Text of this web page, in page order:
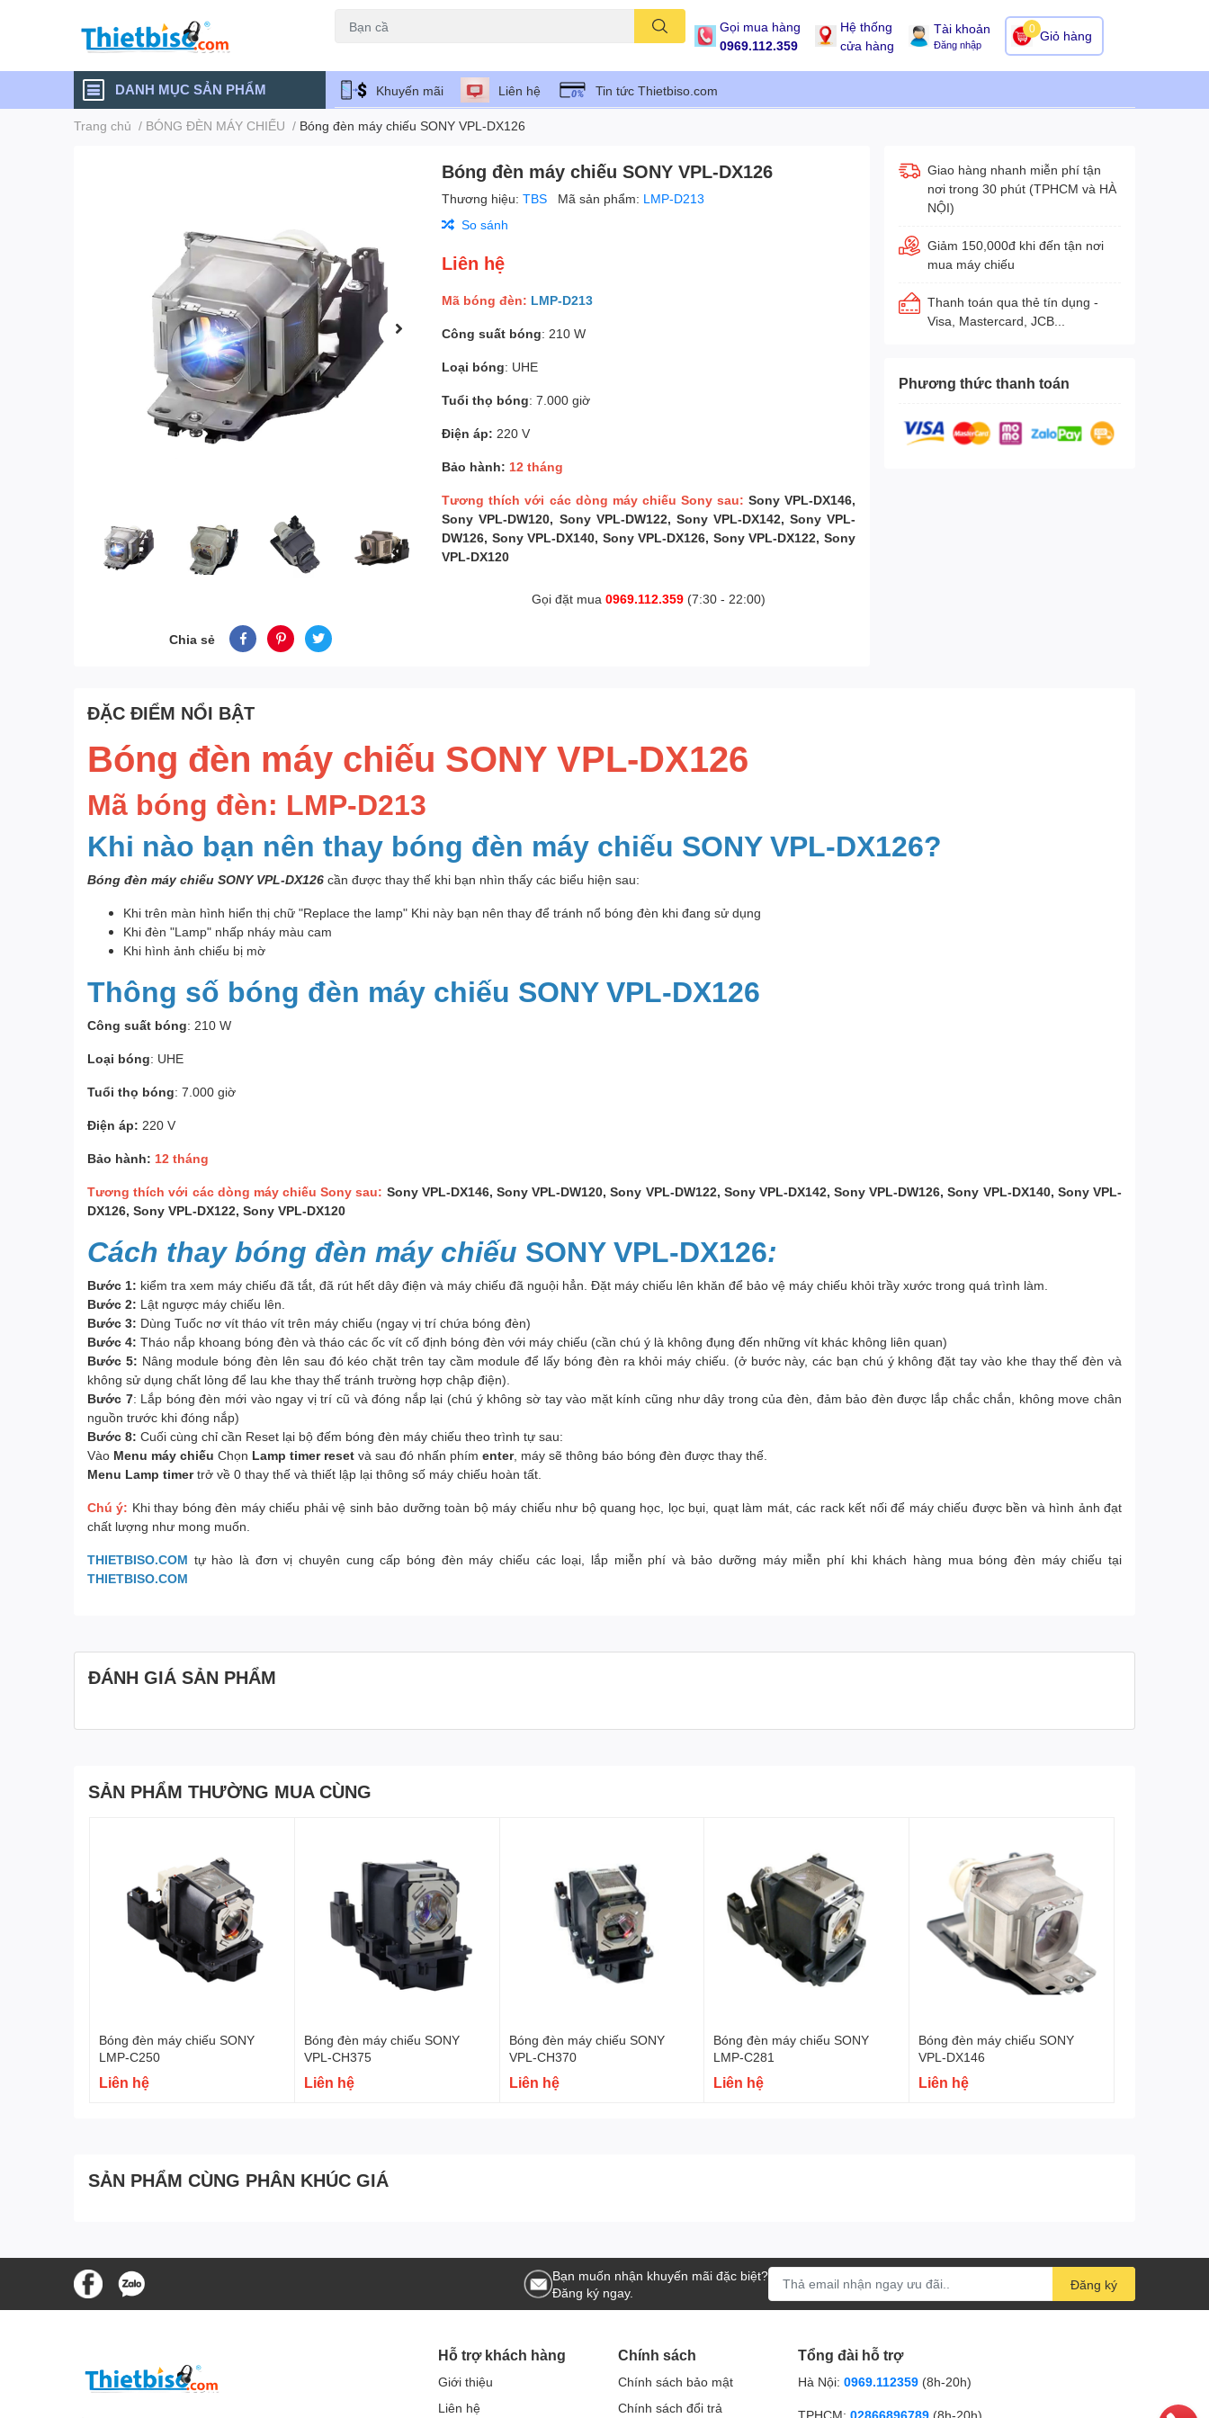
Gọi mua hàng
0969.112.359
Hệ thống
cửa hàng
Tài khoản
Đăng nhập
Giỏ hàng
0
DANH MỤC SẢN PHẨM Khuyến mãi Liên hệ Tin tức Thietbiso.com
Trang chủ / BÓNG ĐÈN MÁY CHIẾU / Bóng đèn máy chiếu SONY VPL-DX126
Chia sẻ
Bóng đèn máy chiếu SONY VPL-DX126
Thương hiệu:TBS Mã sản phẩm: LMP-D213
So sánh
Liên hệ
Mã bóng đèn: LMP-D213
Công suất bóng: 210 W
Loại bóng: UHE
Tuổi thọ bóng: 7.000 giờ
Điện áp: 220 V
Bảo hành: 12 tháng
Tương thích với các dòng máy chiếu Sony sau: Sony VPL-DX146,
Sony VPL-DW120, Sony VPL-DW122, Sony VPL-DX142, Sony VPL-
DW126, Sony VPL-DX140, Sony VPL-DX126, Sony VPL-DX122, Sony
VPL-DX120
Gọi đặt mua0969.112.359 (7:30 - 22:00)
Giao hàng nhanh miễn phí tận
nơi trong 30 phút (TPHCM và HÀ
NỘI)
Giảm 150,000đ khi đến tận nơi
mua máy chiếu
Thanh toán qua thẻ tín dụng -
Visa, Mastercard, JCB...
Phương thức thanh toán
ĐẶC ĐIỂM NỔI BẬT
Bóng đèn máy chiếu SONY VPL-DX126
Mã bóng đèn: LMP-D213
Khi nào bạn nên thay bóng đèn máy chiếu SONY VPL-DX126?
Bóng đèn máy chiếu SONY VPL-DX126 cần được thay thế khi bạn nhìn thấy các biểu hiện sau:
Khi trên màn hình hiển thị chữ "Replace the lamp" Khi này bạn nên thay để tránh nổ bóng đèn khi đang sử dụng
Khi đèn "Lamp" nhấp nháy màu cam
Khi hình ảnh chiếu bị mờ
Thông số bóng đèn máy chiếu SONY VPL-DX126
Công suất bóng: 210 W
Loại bóng: UHE
Tuổi thọ bóng: 7.000 giờ
Điện áp: 220 V
Bảo hành: 12 tháng
Tương thích với các dòng máy chiếu Sony sau: Sony VPL-DX146, Sony VPL-DW120, Sony VPL-DW122, Sony VPL-DX142, Sony VPL-DW126, Sony VPL-DX140, Sony VPL-
DX126, Sony VPL-DX122, Sony VPL-DX120
Cách thay bóng đèn máy chiếu SONY VPL-DX126:
Bước 1: kiểm tra xem máy chiếu đã tắt, đã rút hết dây điện và máy chiếu đã nguội hẳn. Đặt máy chiếu lên khăn để bảo vệ máy chiếu khỏi trầy xước trong quá trình làm.
Bước 2: Lật ngược máy chiếu lên.
Bước 3: Dùng Tuốc nơ vít tháo vít trên máy chiếu (ngay vị trí chứa bóng đèn)
Bước 4: Tháo nắp khoang bóng đèn và tháo các ốc vít cố định bóng đèn với máy chiếu (cần chú ý là không đụng đến những vít khác không liên quan)
Bước 5: Nâng module bóng đèn lên sau đó kéo chặt trên tay cầm module để lấy bóng đèn ra khỏi máy chiếu. (ở bước này, các bạn chú ý không đặt tay vào khe thay thế đèn và
không sử dụng chất lỏng để lau khe thay thế tránh trường hợp chập điện).
Bước 7: Lắp bóng đèn mới vào ngay vị trí cũ và đóng nắp lại (chú ý không sờ tay vào mặt kính cũng như dây trong của đèn, đảm bảo đèn được lắp chắc chắn, không move chân
nguồn trước khi đóng nắp)
Bước 8: Cuối cùng chỉ cần Reset lại bộ đếm bóng đèn máy chiếu theo trình tự sau:
Vào Menu máy chiếu Chọn Lamp timer reset và sau đó nhấn phím enter, máy sẽ thông báo bóng đèn được thay thế.
Menu Lamp timertrở về 0 thay thế và thiết lập lại thông số máy chiếu hoàn tất.
Chú ý: Khi thay bóng đèn máy chiếu phải vệ sinh bảo dưỡng toàn bộ máy chiếu như bộ quang học, lọc bụi, quạt làm mát, các rack kết nối để máy chiếu được bền và hình ảnh đạt
chất lượng như mong muốn.
THIETBISO.COM tự hào là đơn vị chuyên cung cấp bóng đèn máy chiếu các loại, lắp miễn phí và bảo dưỡng máy miễn phí khi khách hàng mua bóng đèn máy chiếu tại
THIETBISO.COM
ĐÁNH GIÁ SẢN PHẨM
SẢN PHẨM THƯỜNG MUA CÙNG
Bóng đèn máy chiếu SONY
LMP-C250
Liên hệ
Bóng đèn máy chiếu SONY
VPL-CH375
Liên hệ
Bóng đèn máy chiếu SONY
VPL-CH370
Liên hệ
Bóng đèn máy chiếu SONY
LMP-C281
Liên hệ
Bóng đèn máy chiếu SONY
VPL-DX146
Liên hệ
SẢN PHẨM CÙNG PHÂN KHÚC GIÁ
Bạn muốn nhận khuyến mãi đặc biệt?
Đăng ký ngay.
Đăng ký
Hỗ trợ khách hàng
Giới thiệu
Liên hệ
Chính sách
Chính sách bảo mật
Chính sách đổi trả
Tổng đài hỗ trợ
Hà Nội: 0969.112359 (8h-20h)
TPHCM: 02866896789 (8h-20h)